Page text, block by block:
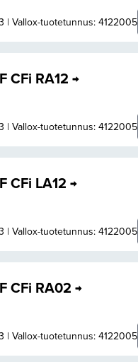
| Vallox-tuotetunnus: 4122005
CFi RA12
| Vallox-tuotetunnus: 4122005
CFi LA12
| Vallox-tuotetunnus: 4122005
CFi RA02
| Vallox-tuotetunnus: 4122005